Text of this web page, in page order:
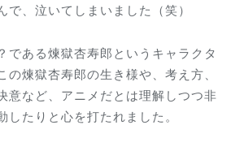
、泣いてしまいました（笑）
である煉獄杏寿郎というキャラクタ
の煉獄杏寿郎の生き様や、考え方、
意など、アニメだとは理解しつつ非
たりと心を打たれました。